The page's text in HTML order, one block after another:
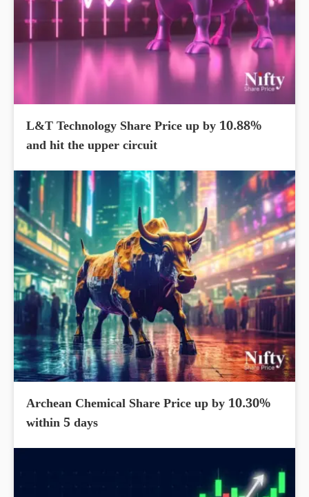
L&T Technology Share Price up by 10.88%
and hit the upper circuit
Archean Chemical Share Price up by 10.30%
within 5 days